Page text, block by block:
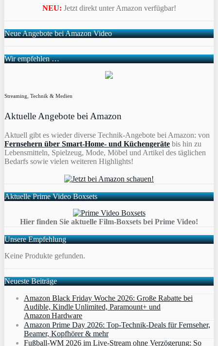
NEU: Jetzt direkt unter Amazon verfügbar!
Neue Angebote bei Amazon Video
Wir empfehlen …
Streaming, Technik & Medien
Aktuelle Angebote bei Amazon
Aktuell gibt es wieder diverse Technik-Angebote bei Amazon: von
Fernsehern über Smart-Home- und Küchengeräte bis hin zu
Lebensmitteln, Spielzeug, Mode, Möbel und Artikel des täglichen
Bedarfs sowie vielen weiteren Highlights!
Aktuelle Prime Video Boxsets
Hier finden Sie aktuelle Film-Boxsets bei Prime Video!
Unsere Empfehlung
Keine Produkte gefunden.
Neueste Beiträge
Amazon Black Friday Woche 2026: Große Rabatte bei
Audible, Kindle Unlimited, Paramount+ und
Amazon Hardware
Amazon Prime Day 2026: Top-Technik-Deals für Fernseher,
Beamer, Kopfhörer & mehr
Fußball-WM 2026 im Live-Stream ohne Verzögerung: So